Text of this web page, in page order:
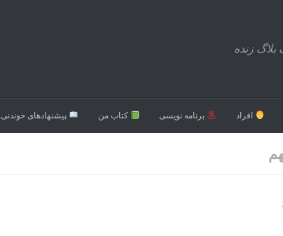
زنده
افراد برنامه نویسی کتاب من پیشنهاد‌های خوندنی